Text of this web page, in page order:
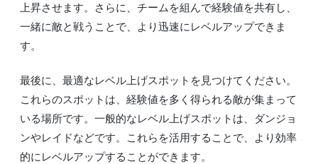
上昇させます。さらに、チームを組んで経験値を共有し、
一緒に敵と戦うことで、より迅速にレベルアップできま
す。
最後に、最適なレベル上げスポットを見つけてください。
これらのスポットは、経験値を多く得られる敵が集まって
いる場所です。一般的なレベル上げスポットは、ダンジョ
ンやレイドなどです。これらを活用することで、より効率
的にレベルアップすることができます。